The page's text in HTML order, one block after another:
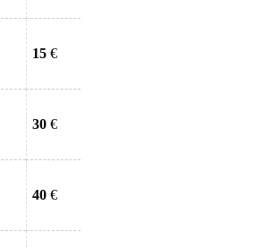
15 €
30 €
40 €